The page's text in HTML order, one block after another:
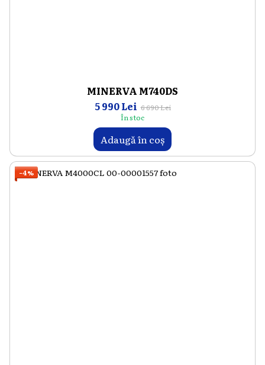
MINERVA M740DS
5 990 Lei 6 690 Lei
În stoc
Adaugă în coș
−4%